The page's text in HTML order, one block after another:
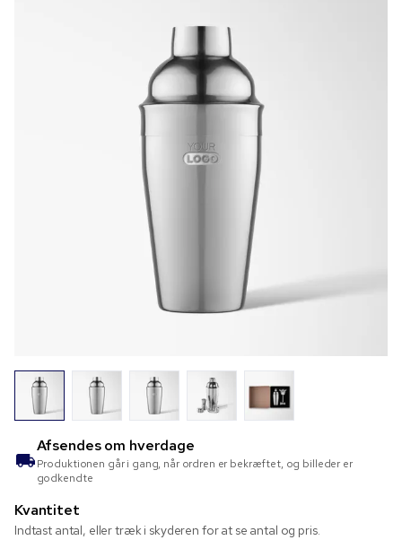
Afsendes om hverdage
Produktionen går i gang, når ordren er bekræftet, og billeder er
godkendte
Kvantitet
Indtast antal, eller træk i skyderen for at se antal og pris.